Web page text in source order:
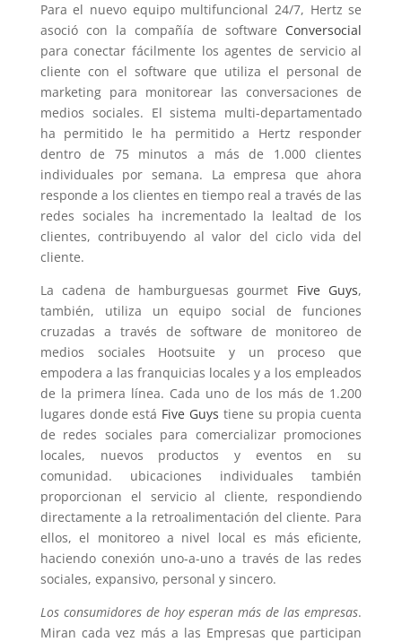
Para el nuevo equipo multifuncional 24/7, Hertz se
asoció con la compañía de software Conversocial
para conectar fácilmente los agentes de servicio al
cliente con el software que utiliza el personal de
marketing para monitorear las conversaciones de
medios sociales. El sistema multi-departamentado
ha permitido le ha permitido a Hertz responder
dentro de 75 minutos a más de 1.000 clientes
individuales por semana. La empresa que ahora
responde a los clientes en tiempo real a través de las
redes sociales ha incrementado la lealtad de los
clientes, contribuyendo al valor del ciclo vida del
cliente.
La cadena de hamburguesas gourmet Five Guys,
también, utiliza un equipo social de funciones
cruzadas a través de software de monitoreo de
medios sociales Hootsuite y un proceso que
empodera a las franquicias locales y a los empleados
de la primera línea. Cada uno de los más de 1.200
lugares donde está Five Guys tiene su propia cuenta
de redes sociales para comercializar promociones
locales, nuevos productos y eventos en su
comunidad. ubicaciones individuales también
proporcionan el servicio al cliente, respondiendo
directamente a la retroalimentación del cliente. Para
ellos, el monitoreo a nivel local es más eficiente,
haciendo conexión uno-a-uno a través de las redes
sociales, expansivo, personal y sincero.
Los consumidores de hoy esperan más de las empresas.
Miran cada vez más a las Empresas que participan